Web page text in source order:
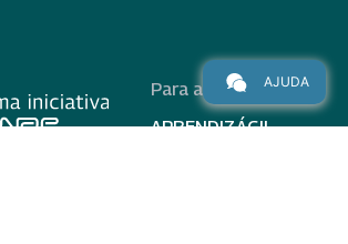
Para alunos
APRENDIZÁGIL
AJUDA